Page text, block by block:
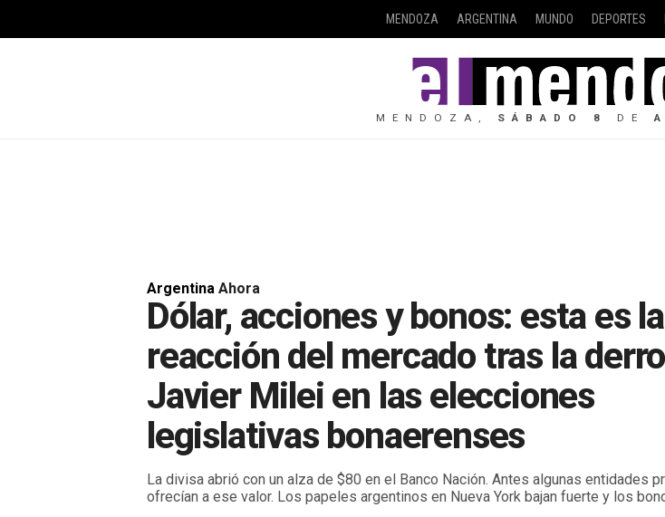
MENDOZA, SÁBADO 8 DE
MENDOZA ARGENTINA MUNDO DEPORTES
Argentina Ahora
Dólar, acciones y bonos: esta es la
reacción del mercado tras la
Javier Milei en las elecciones
legislativas bonaerenses
La divisa abrió con un alza de $80 en el Banco Nación. Antes algunas entidades
ofrecían a ese valor. Los papeles argentinos en Nueva York bajan fuerte y los